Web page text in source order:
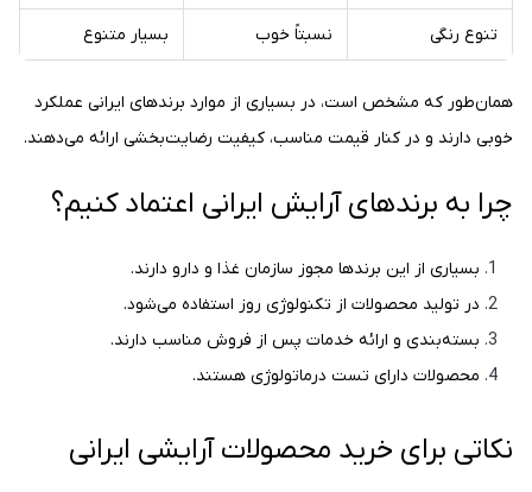
تنوع رنگی نسبتاً خوب بسیار متنوع
همان‌طور که مشخص است، در بسیاری از موارد برندهای ایرانی عملکرد
خوبی دارند و در کنار قیمت مناسب، کیفیت رضایت‌بخشی ارائه می‌دهند.
چرا به برندهای آرایش ایرانی اعتماد کنیم؟
بسیاری از این برندها مجوز سازمان غذا و دارو دارند.
در تولید محصولات از تکنولوژی روز استفاده می‌شود.
بسته‌بندی و ارائه خدمات پس از فروش مناسب دارند.
محصولات دارای تست درماتولوژی هستند.
نکاتی برای خرید محصولات آرایشی ایرانی